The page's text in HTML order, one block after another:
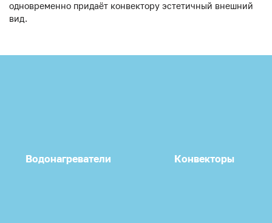
одновременно придаёт конвектору эстетичный внешний
вид.
Водонагреватели Конвекторы